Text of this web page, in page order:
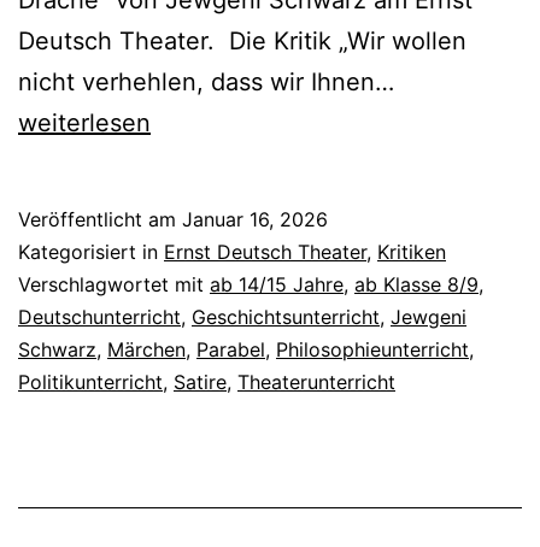
Deutsch Theater. Die Kritik „Wir wollen
nicht verhehlen, dass wir Ihnen…
weiterlesen
Veröffentlicht am Januar 16, 2026
Kategorisiert in Ernst Deutsch Theater, Kritiken
Verschlagwortet mit ab 14/15 Jahre, ab Klasse 8/9,
Deutschunterricht, Geschichtsunterricht, Jewgeni
Schwarz, Märchen, Parabel, Philosophieunterricht,
Politikunterricht, Satire, Theaterunterricht